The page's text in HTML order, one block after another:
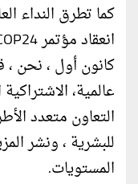
كما تطرق النداء
كانون أول ، نحن ،
عالمية،
التعاون متعدد
للبشرية ، ونشر
المستويات.